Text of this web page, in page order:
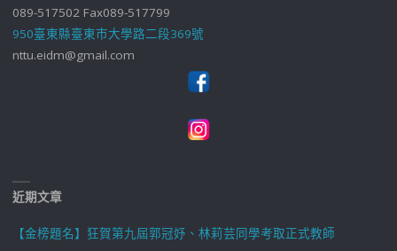
089-517502 Fax089-517799
950臺東縣臺東市大學路二段369號
nttu.eidm@gmail.com
近期文章
【金榜題名】狂賀第九屆郭冠妤、林莉芸同學考取正式教師